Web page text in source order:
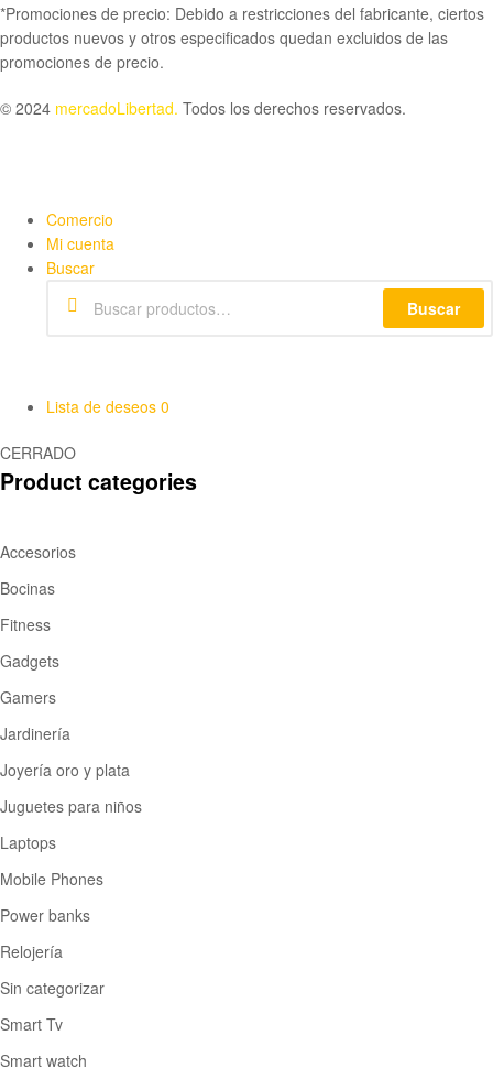
*Promociones de precio: Debido a restricciones del fabricante, ciertos
productos nuevos y otros especificados quedan excluidos de las
promociones de precio.
© 2024 mercadoLibertad. Todos los derechos reservados.
Comercio
Mi cuenta
Buscar
por:
Buscar
Lista de deseos 0
CERRADO
Product categories
Accesorios
Bocinas
Fitness
Gadgets
Gamers
Jardinería
Joyería oro y plata
Juguetes para niños
Laptops
Mobile Phones
Power banks
Relojería
Sin categorizar
Smart Tv
Smart watch